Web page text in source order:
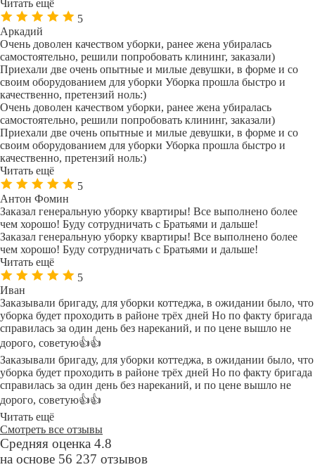
Читать ещё
5
Аркадий
Очень доволен качеством уборки, ранее жена убиралась
самостоятельно, решили попробовать клининг, заказали)
Приехали две очень опытные и милые девушки, в форме и со
своим оборудованием для уборки Уборка прошла быстро и
качественно, претензий ноль:)
Очень доволен качеством уборки, ранее жена убиралась
самостоятельно, решили попробовать клининг, заказали)
Приехали две очень опытные и милые девушки, в форме и со
своим оборудованием для уборки Уборка прошла быстро и
качественно, претензий ноль:)
Читать ещё
5
Антон Фомин
Заказал генеральную уборку квартиры! Все выполнено более
чем хорошо! Буду сотрудничать с Братьями и дальше!
Заказал генеральную уборку квартиры! Все выполнено более
чем хорошо! Буду сотрудничать с Братьями и дальше!
Читать ещё
5
Иван
Заказывали бригаду, для уборки коттеджа, в ожидании было, что
уборка будет проходить в районе трёх дней Но по факту бригада
справилась за один день без нареканий, и по цене вышло не
дорого, советую👍👍
Заказывали бригаду, для уборки коттеджа, в ожидании было, что
уборка будет проходить в районе трёх дней Но по факту бригада
справилась за один день без нареканий, и по цене вышло не
дорого, советую👍👍
Читать ещё
Смотреть все отзывы
Средняя оценка 4.8
на основе 56 237 отзывов